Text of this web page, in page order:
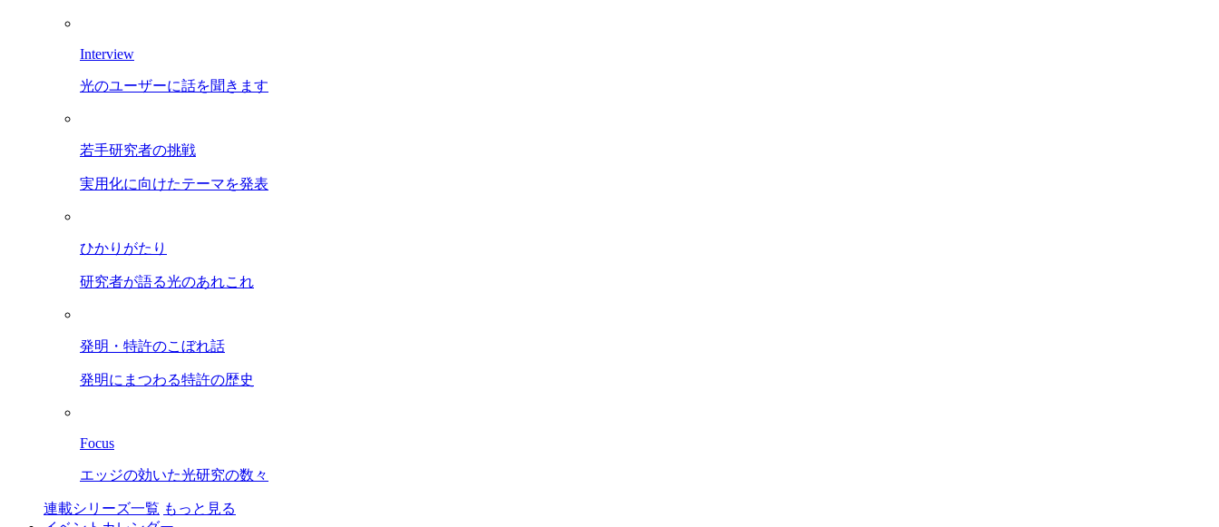
Interview
光のユーザーに話を聞きます
若手研究者の挑戦
実用化に向けたテーマを発表
ひかりがたり
研究者が語る光のあれこれ
発明・特許のこぼれ話
発明にまつわる特許の歴史
Focus
エッジの効いた光研究の数々
連載シリーズ一覧 もっと見る